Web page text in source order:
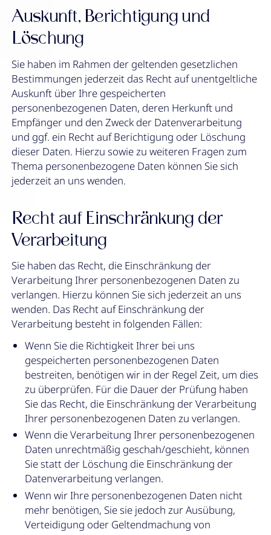
Auskunft, Berichtigung und
Löschung
Sie haben im Rahmen der geltenden gesetzlichen
Bestimmungen jederzeit das Recht auf unentgeltliche
Auskunft über Ihre gespeicherten
personenbezogenen Daten, deren Herkunft und
Empfänger und den Zweck der Datenverarbeitung
und ggf. ein Recht auf Berichtigung oder Löschung
dieser Daten. Hierzu sowie zu weiteren Fragen zum
Thema personenbezogene Daten können Sie sich
jederzeit an uns wenden.
Recht auf Einschränkung der
Verarbeitung
Sie haben das Recht, die Einschränkung der
Verarbeitung Ihrer personenbezogenen Daten zu
verlangen. Hierzu können Sie sich jederzeit an uns
wenden. Das Recht auf Einschränkung der
Verarbeitung besteht in folgenden Fällen:
Wenn Sie die Richtigkeit Ihrer bei uns
gespeicherten personenbezogenen Daten
bestreiten, benötigen wir in der Regel Zeit, um dies
zu überprüfen. Für die Dauer der Prüfung haben
Sie das Recht, die Einschränkung der Verarbeitung
Ihrer personenbezogenen Daten zu verlangen.
Wenn die Verarbeitung Ihrer personenbezogenen
Daten unrechtmäßig geschah/geschieht, können
Sie statt der Löschung die Einschränkung der
Datenverarbeitung verlangen.
Wenn wir Ihre personenbezogenen Daten nicht
mehr benötigen, Sie sie jedoch zur Ausübung,
Verteidigung oder Geltendmachung von